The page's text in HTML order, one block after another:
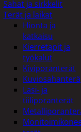
Sahat ja sirkkelit
Terät ja laikat
Hionta ja
katkaisu
Kierretapit ja
työkalut
Kiviporanterät
Kuviosahanterä
Lasi- ja
tiiliporanterät